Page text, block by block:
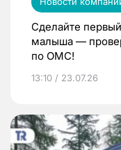
Сделайте
малыша —
по ОМС!
13:10 / 23.07.26